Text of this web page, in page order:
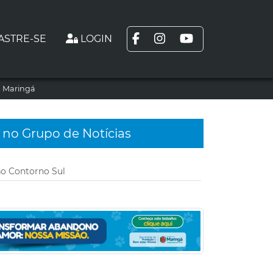
SE LOGIN
Maringá
Grupo de Notícias
Contorno Sul